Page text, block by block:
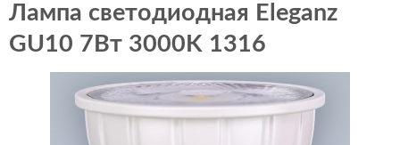
Лампа светодиодная Eleganz
GU10 7Вт 3000K 1316